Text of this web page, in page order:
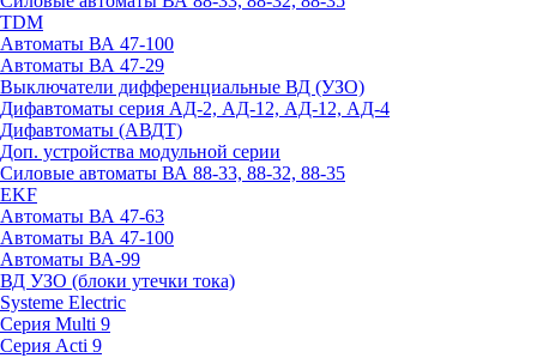
TDM
Автоматы ВА 47-100
Автоматы ВА 47-29
Выключатели дифференциальные ВД (УЗО)
Дифавтоматы серия АД-2, АД-12, АД-12, АД-4
Дифавтоматы (АВДТ)
Доп. устройства модульной серии
Силовые автоматы ВА 88-33, 88-32, 88-35
EKF
Автоматы ВА 47-63
Автоматы ВА 47-100
Автоматы ВА-99
ВД УЗО (блоки утечки тока)
Systeme Electric
Серия Multi 9
Серия Acti 9